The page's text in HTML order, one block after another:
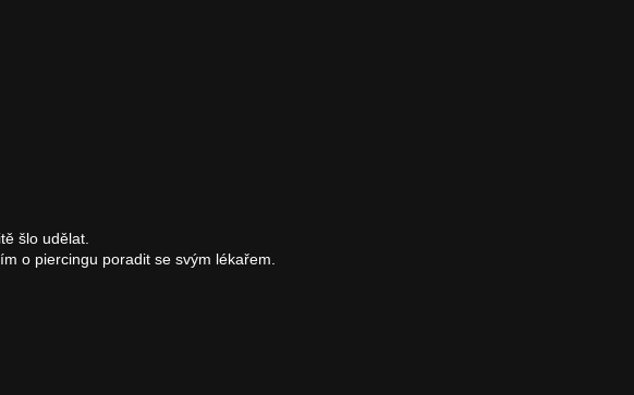
šlo udělat.
o piercingu poradit se svým lékařem.